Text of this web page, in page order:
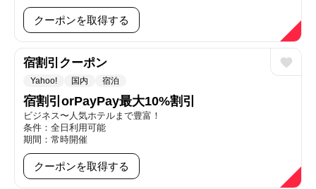
クーポンを取得する
宿割引クーポン
Yahoo! 国内 宿泊
宿割引orPayPay最大10%割引
ビジネス〜人気ホテルまで豊富！
条件：全日利用可能
期間：常時開催
クーポンを取得する